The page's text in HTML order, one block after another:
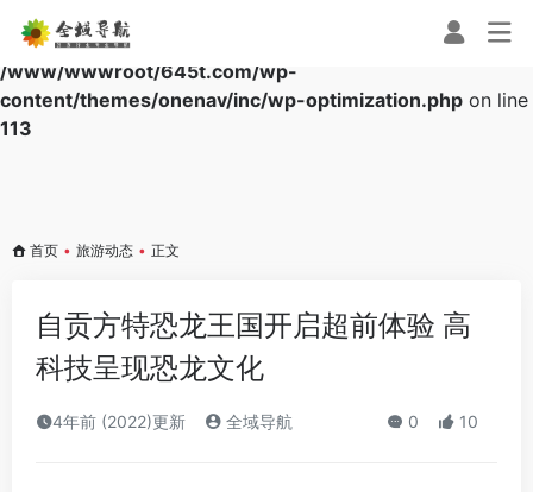
Warning: Array to string conversion in
/www/wwwroot/645t.com/wp-
content/themes/onenav/inc/wp-optimization.php on line
113
首页 • 旅游动态 • 正文
自贡方特恐龙王国开启超前体验 高
科技呈现恐龙文化
4年前 (2022)更新 全域导航 0 10